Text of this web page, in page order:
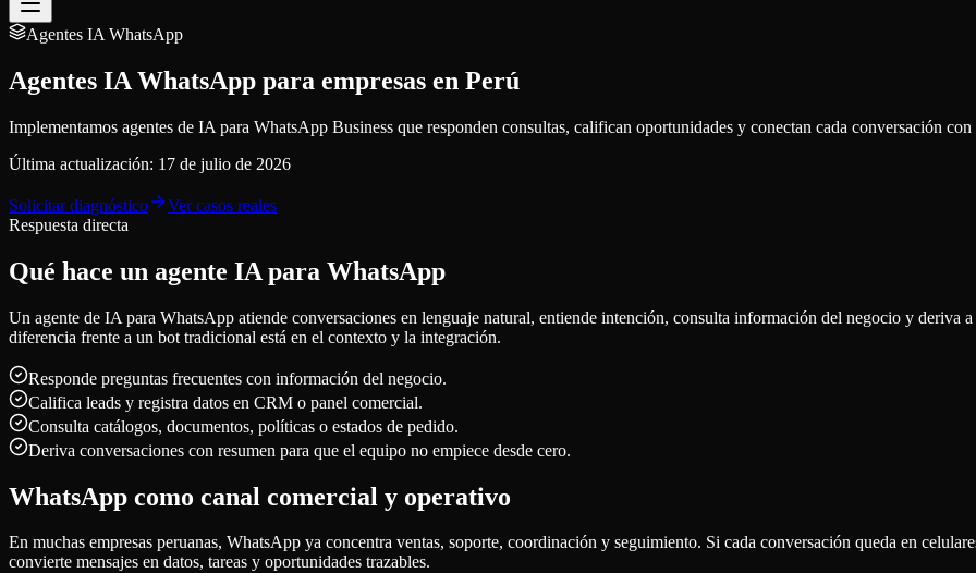
Agentes IA WhatsApp
Agentes IA WhatsApp para empresas en Perú
Implementamos agentes de IA para WhatsApp Business que responden consultas, califican oportunidades y conectan cada conversación
Última actualización: 17 de julio de 2026
Solicitar diagnóstico
Ver casos reales
Respuesta directa
Qué hace un agente IA para WhatsApp
Un agente de IA para WhatsApp atiende conversaciones en lenguaje natural, entiende intención, consulta información del negocio y deriva
diferencia frente a un bot tradicional está en el contexto y la integración.
Responde preguntas frecuentes con información del negocio.
Califica leads y registra datos en CRM o panel comercial.
Consulta catálogos, documentos, políticas o estados de pedido.
Deriva conversaciones con resumen para que el equipo no empiece desde cero.
WhatsApp como canal comercial y operativo
En muchas empresas peruanas, WhatsApp ya concentra ventas, soporte, coordinación y seguimiento. Si cada conversación queda en
convierte mensajes en datos, tareas y oportunidades trazables.